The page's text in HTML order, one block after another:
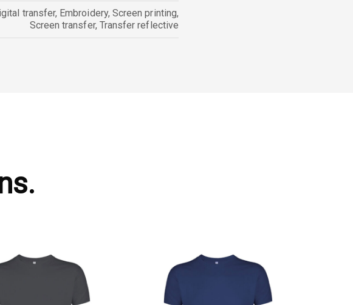
transfer, Embroidery, Screen printing,
Screen transfer, Transfer reflective